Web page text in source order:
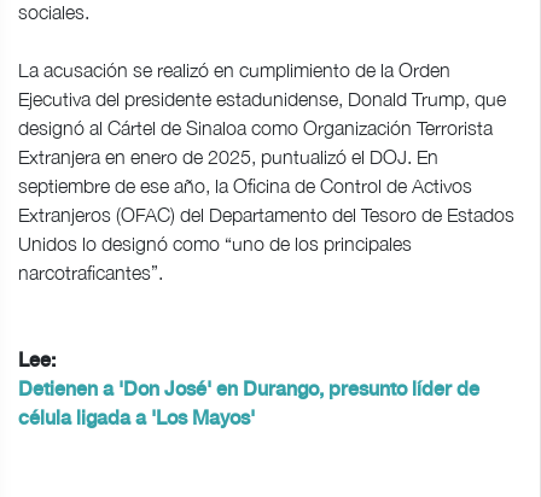
sociales.
La acusación se realizó en cumplimiento de la Orden
Ejecutiva del presidente estadunidense, Donald Trump, que
designó al Cártel de Sinaloa como Organización Terrorista
Extranjera en enero de 2025, puntualizó el DOJ. En
septiembre de ese año, la Oficina de Control de Activos
Extranjeros (OFAC) del Departamento del Tesoro de Estados
Unidos lo designó como “uno de los principales
narcotraficantes”.
Lee:
Detienen a 'Don José' en Durango, presunto líder de
célula ligada a 'Los Mayos'